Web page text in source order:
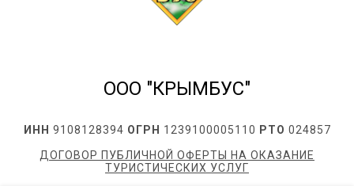
ООО "КРЫМБУС"
ИНН 9108128394 ОГРН 1239100005110 РТО 024857
ДОГОВОР ПУБЛИЧНОЙ ОФЕРТЫ НА ОКАЗАНИЕ
ТУРИСТИЧЕСКИХ УСЛУГ